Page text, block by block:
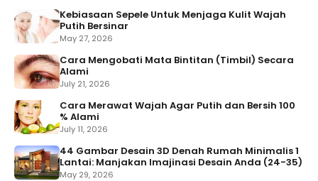
Kebiasaan Sepele Untuk Menjaga Kulit Wajah
Putih Bersinar
May 27, 2026
Cara Mengobati Mata Bintitan (Timbil) Secara
Alami
July 21, 2026
Cara Merawat Wajah Agar Putih dan Bersih 100
% Alami
July 11, 2026
44 Gambar Desain 3D Denah Rumah Minimalis 1
Lantai: Manjakan Imajinasi Desain Anda (24-35)
May 29, 2026